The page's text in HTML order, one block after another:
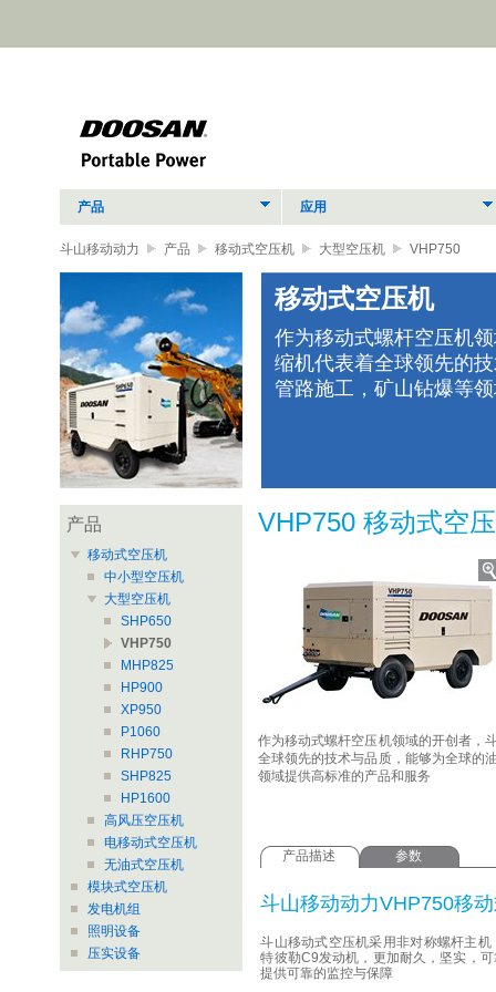
产品 应用
斗山移动动力 产品 移动式空压机 大型空压机 VHP750
移动式空压机
作为移动式螺杆空压机
缩机代表着全球领先的
管路施工，矿山钻爆等
产品
移动式空压机
中小型空压机
大型空压机
SHP650
VHP750
MHP825
HP900
XP950
P1060
RHP750
SHP825
HP1600
高风压空压机
电移动式空压机
无油式空压机
模块式空压机
发电机组
照明设备
压实设备
VHP750 移动式空
作为移动式螺杆空压机领域的开创者，
全球领先的技术与品质，能够为全球的
领域提供高标准的产品和服务
产品描述 参数
斗山移动动力VHP750移
斗山移动式空压机采用非对称螺杆主
特彼勒C9发动机，更加耐久，坚实，
提供可靠的监控与保障